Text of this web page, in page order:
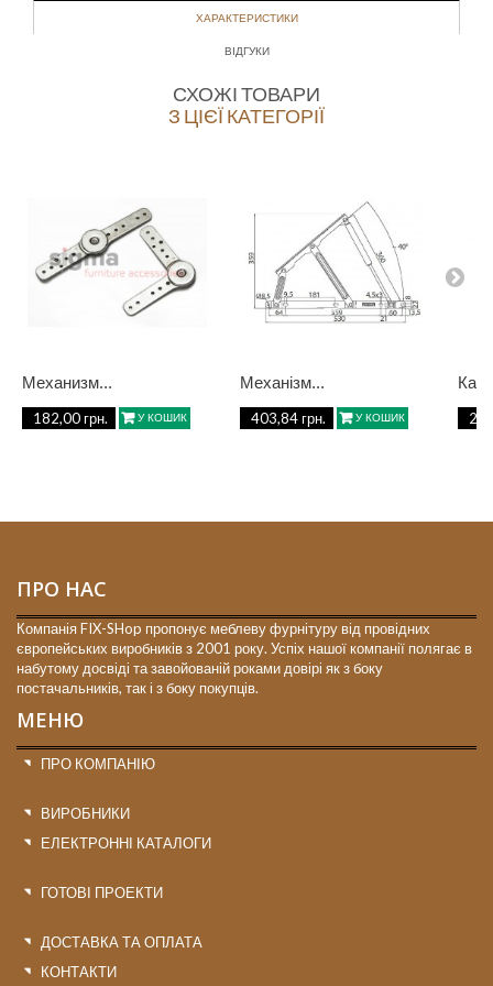
ХАРАКТЕРИСТИКИ
ВІДГУКИ
СХОЖІ ТОВАРИ
З ЦІЄЇ КАТЕГОРІЇ
Механизм...
182,00 грн. У КОШИК
Механізм...
403,84 грн. У КОШИК
ПРО НАС
Компанія FIX-SHop пропонує меблеву фурнітуру від провідних
європейських виробників з 2001 року. Успіх нашої компанії полягає в
набутому досвіді та завойованій роками довірі як з боку
постачальників, так і з боку покупців.
МЕНЮ
ПРО КОМПАНІЮ
ВИРОБНИКИ
ЕЛЕКТРОННІ КАТАЛОГИ
ГОТОВІ ПРОЕКТИ
ДОСТАВКА ТА ОПЛАТА
КОНТАКТИ